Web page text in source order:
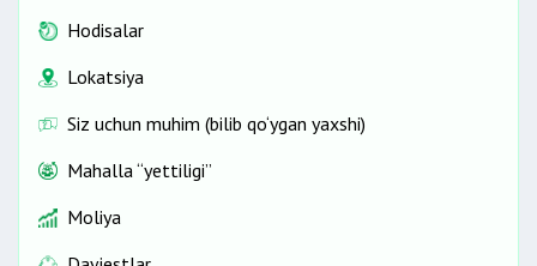
Hodisalar
Lokatsiya
Siz uchun muhim (bilib qo‘ygan yaxshi)
Mahalla “yettiligi”
Moliya